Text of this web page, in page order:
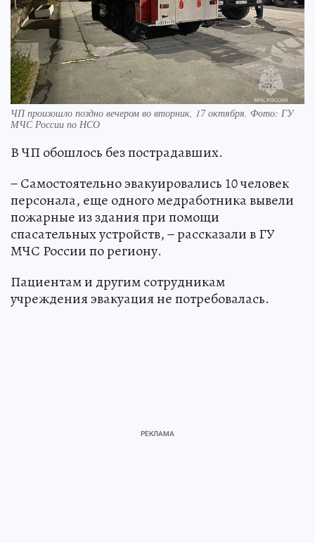
ЧП произошло поздно вечером во вторник, 17 октября. Фото: ГУ
МЧС России по НСО
В ЧП обошлось без пострадавших.
− Самостоятельно эвакуировались 10 человек
персонала, еще одного медработника вывели
пожарные из здания при помощи
спасательных устройств, − рассказали в ГУ
МЧС России по региону.
Пациентам и другим сотрудникам
учреждения эвакуация не потребовалась.